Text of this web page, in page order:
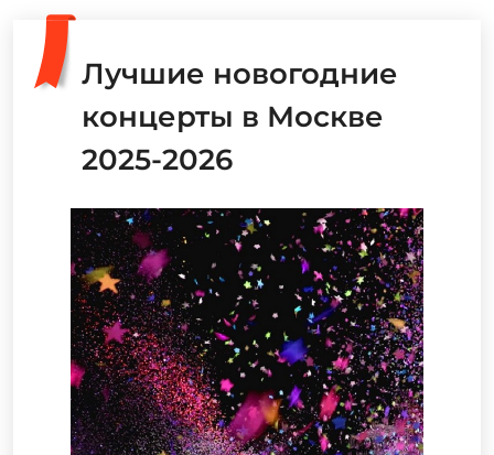
Лучшие новогодние
концерты в Москве
2025-2026